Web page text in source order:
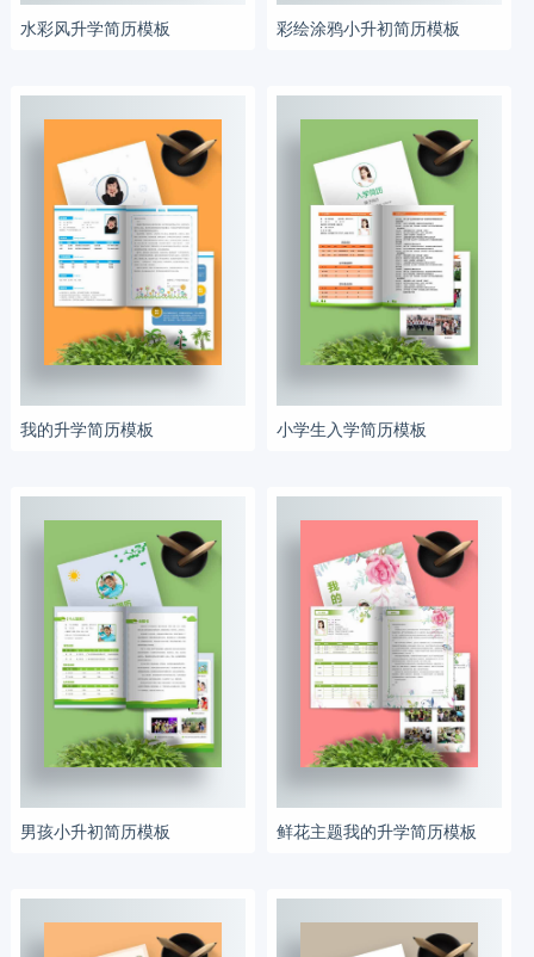
水彩风升学简历模板 彩绘涂鸦小升初简历模板
我的升学简历模板 小学生入学简历模板
男孩小升初简历模板 鲜花主题我的升学简历模板